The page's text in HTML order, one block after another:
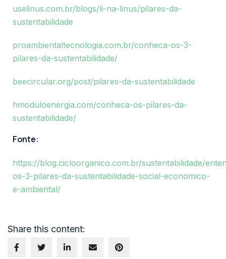
uselinus.com.br/blogs/li-na-linus/pilares-da-
sustentabilidade
proambientaltecnologia.com.br/conheca-os-3-
pilares-da-sustentabilidade/
beecircular.org/post/pilares-da-sustentabilidade
hmoduloenergia.com/conheca-os-pilares-da-
sustentabilidade/
Fonte:
https://blog.cicloorganico.com.br/sustentabilidade/
os-3-pilares-da-sustentabilidade-social-economico-
e-ambiental/
Share this content: